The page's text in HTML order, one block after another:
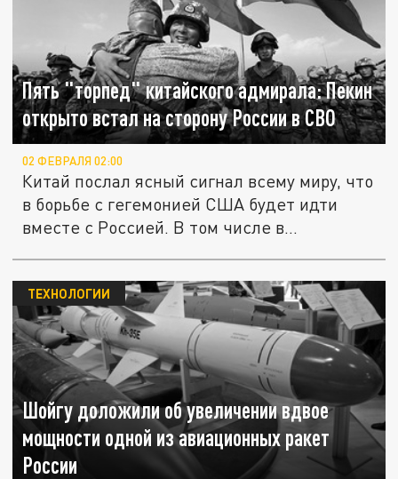
Пять "торпед" китайского адмирала: Пекин
открыто встал на сторону России в СВО
02 ФЕВРАЛЯ 02:00
Китай послал ясный сигнал всему миру, что
в борьбе с гегемонией США будет идти
вместе с Россией. В том числе в...
Шойгу доложили об увеличении вдвое
мощности одной из авиационных ракет
России
ТЕХНОЛОГИИ